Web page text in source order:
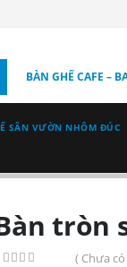
BÀN GHẾ CAFE –
SÂN VƯỜN NHÔM ĐÚC
tròn
( Chưa